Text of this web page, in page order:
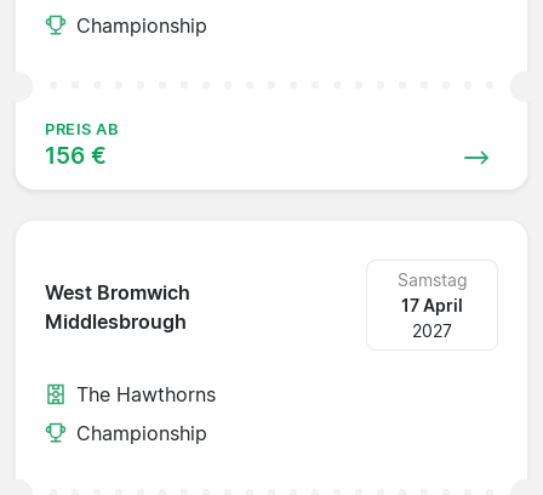
Championship
PREIS AB
156 €
West Bromwich
Middlesbrough
Samstag
17 April
2027
The Hawthorns
Championship